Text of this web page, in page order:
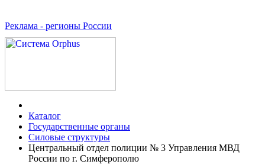
Реклама - регионы России
Каталог
Государственные органы
Силовые структуры
Центральный отдел полиции № 3 Управления МВД
России по г. Симферополю